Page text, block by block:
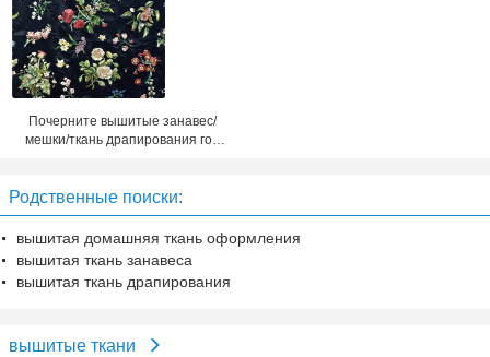
Почерните вышитые занавес/
мешки/ткань драпирования год
Родственные поиски:
вышитая домашняя ткань оформления
вышитая ткань занавеса
вышитая ткань драпирования
вышитые ткани